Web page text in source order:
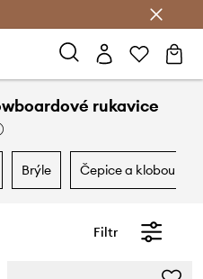
rukavice
brýle čepice a klobouky
Filtr